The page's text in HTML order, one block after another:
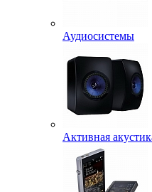
Аудиосистемы
Активная